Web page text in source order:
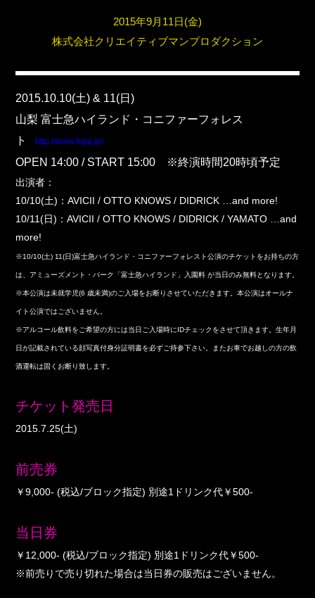
2015年9月11日(金)
株式会社クリエイティブマンプロダクション
.
2015.10.10(土) & 11(日)
山梨 富士急ハイランド・コニファーフォレス
トhttp://www.fujiq.jp/
OPEN 14:00 / START 15:00 ※終演時間20時頃予定
出演者：
10/10(土)：AVICII / OTTO KNOWS / DIDRICK …and more!
10/11(日)：AVICII / OTTO KNOWS / DIDRICK / YAMATO …and
more!
※10/10(土) 11(日)富士急ハイランド・コニファーフォレスト公演のチケットをお持ちの方
は、アミューズメント・パーク「富士急ハイランド」入園料 が当日のみ無料となります。
※本公演は未就学児(6 歳未満)のご入場をお断りさせていただきます。本公演はオールナ
イト公演ではございません。
※アルコール飲料をご希望の方には当日ご入場時にIDチェックをさせて頂きます。生年月
日が記載されている顔写真付身分証明書を必ずご持参下さい。またお車でお越しの方の飲
酒運転は固くお断り致します。
チケット発売日
2015.7.25(土)
前売券
￥9,000- (税込/ブロック指定) 別途1ドリンク代￥500-
当日券
￥12,000- (税込/ブロック指定) 別途1ドリンク代￥500-
※前売りで売り切れた場合は当日券の販売はございません。